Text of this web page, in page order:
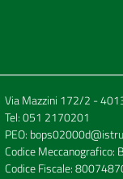
Via Mazzini 172/2 -
Tel:051 2170201
PEO:
Codice Meccanografico:
Codice Fiscale: